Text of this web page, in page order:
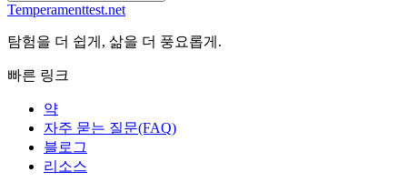
Temperamenttest.net
탐험을 더 쉽게, 삶을 더 풍요롭게.
빠른 링크
약
자주 묻는 질문(FAQ)
블로그
리소스